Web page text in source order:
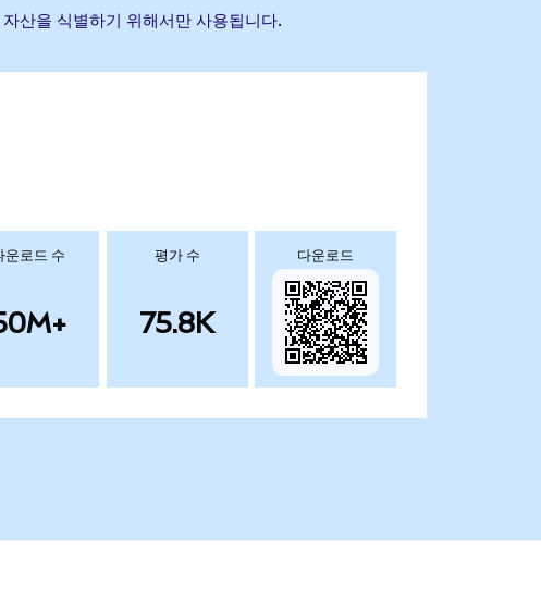
산을 식별하기 위해서만 사용됩니다.
운로드 수 평가 수
75.8K
다운로드